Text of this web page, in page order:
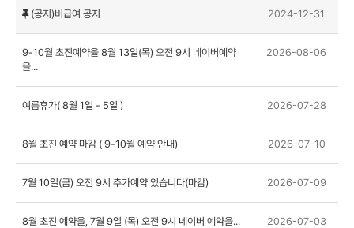
(공지)비급여 공지 2024-12-31
9-10월 초진예약을 8월 13일(목) 오전 9시 네이버예약
을...
2026-08-06
여름휴가( 8월 1일 - 5일 ) 2026-07-28
8월 초진 예약 마감 ( 9-10월 예약 안내) 2026-07-10
7월 10일(금) 오전 9시 추가예약 있습니다(마감) 2026-07-09
8월 초진 예약을, 7월 9일 (목) 오전 9시 네이버 예약을... 2026-07-03